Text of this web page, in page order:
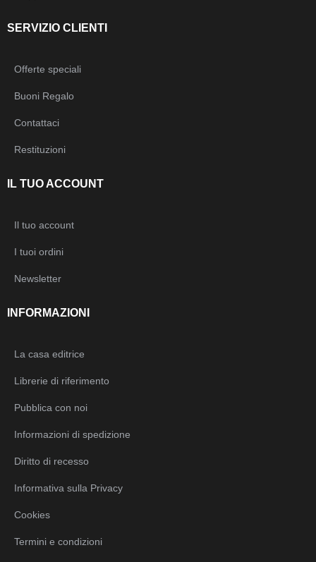
SERVIZIO CLIENTI
Offerte speciali
Buoni Regalo
Contattaci
Restituzioni
IL TUO ACCOUNT
Il tuo account
I tuoi ordini
Newsletter
INFORMAZIONI
La casa editrice
Librerie di riferimento
Pubblica con noi
Informazioni di spedizione
Diritto di recesso
Informativa sulla Privacy
Cookies
Termini e condizioni